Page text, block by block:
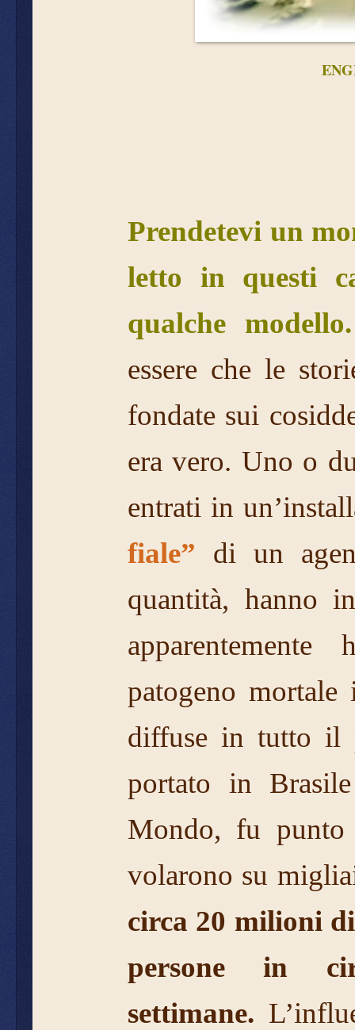
Prendetevi un
letto in questi
qualche modello.
essere che le
fondate sui
era vero. Uno o
entrati in
fiale”
di un
quantità, hanno
patogeno
diffuse in tutto il
portato in
Mondo, fu
volarono su
circa 20 milioni
persone in
settimane.